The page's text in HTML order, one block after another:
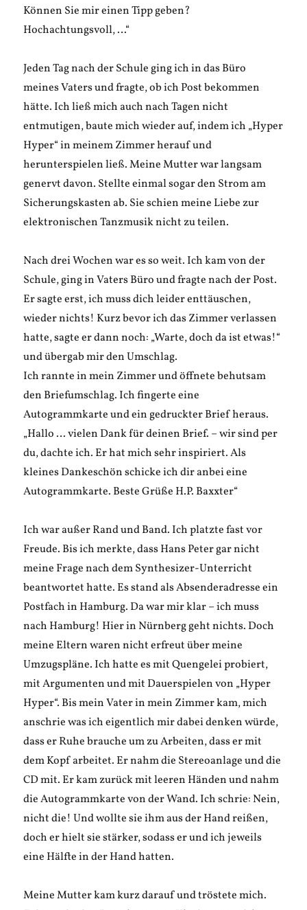
Können Sie mir einen Tipp geben?
Hochachtungsvoll, …“
Jeden Tag nach der Schule ging ich in das Büro
meines Vaters und fragte, ob ich Post bekommen
hätte. Ich ließ mich auch nach Tagen nicht
entmutigen, baute mich wieder auf, indem ich „Hyper
Hyper“ in meinem Zimmer herauf und
herunterspielen ließ. Meine Mutter war langsam
genervt davon. Stellte einmal sogar den Strom am
Sicherungskasten ab. Sie schien meine Liebe zur
elektronischen Tanzmusik nicht zu teilen.
Nach drei Wochen war es so weit. Ich kam von der
Schule, ging in Vaters Büro und fragte nach der Post.
Er sagte erst, ich muss dich leider enttäuschen,
wieder nichts! Kurz bevor ich das Zimmer verlassen
hatte, sagte er dann noch: „Warte, doch da ist etwas!“
und übergab mir den Umschlag.
Ich rannte in mein Zimmer und öffnete behutsam
den Briefumschlag. Ich fingerte eine
Autogrammkarte und ein gedruckter Brief heraus.
„Hallo … vielen Dank für deinen Brief. – wir sind per
du, dachte ich. Er hat mich sehr inspiriert. Als
kleines Dankeschön schicke ich dir anbei eine
Autogrammkarte. Beste Grüße H.P. Baxxter“
Ich war außer Rand und Band. Ich platzte fast vor
Freude. Bis ich merkte, dass Hans Peter gar nicht
meine Frage nach dem Synthesizer-Unterricht
beantwortet hatte. Es stand als Absenderadresse ein
Postfach in Hamburg. Da war mir klar – ich muss
nach Hamburg! Hier in Nürnberg geht nichts. Doch
meine Eltern waren nicht erfreut über meine
Umzugspläne. Ich hatte es mit Quengelei probiert,
mit Argumenten und mit Dauerspielen von „Hyper
Hyper“. Bis mein Vater in mein Zimmer kam, mich
anschrie was ich eigentlich mir dabei denken würde,
dass er Ruhe brauche um zu Arbeiten, dass er mit
dem Kopf arbeitet. Er nahm die Stereoanlage und die
CD mit. Er kam zurück mit leeren Händen und nahm
die Autogrammkarte von der Wand. Ich schrie: Nein,
nicht die! Und wollte sie ihm aus der Hand reißen,
doch er hielt sie stärker, sodass er und ich jeweils
eine Hälfte in der Hand hatten.
Meine Mutter kam kurz darauf und tröstete mich.